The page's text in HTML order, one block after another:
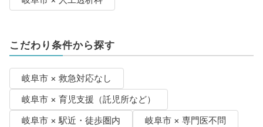
こだわり条件から探す
岐阜市 × 救急対応なし
岐阜市 × 育児支援（託児所など）
岐阜市 × 駅近・徒歩圏内
岐阜市 × 専門医不問